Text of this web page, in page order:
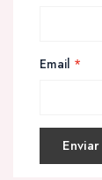
Email *